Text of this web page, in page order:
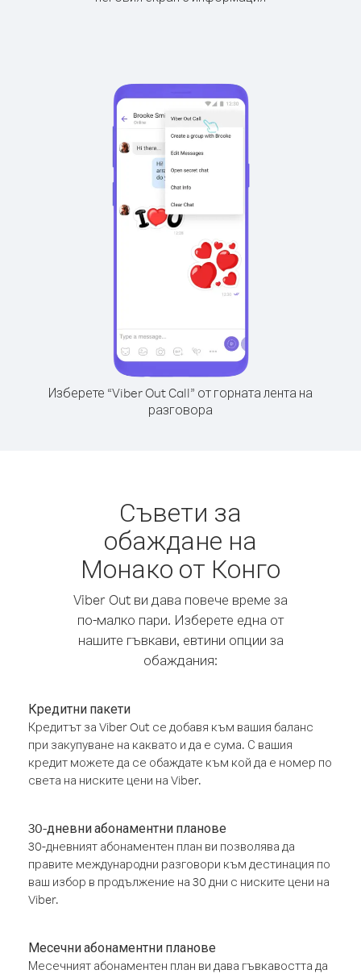
Изберете “Viber Out Call” от горната лента на
разговора
Съвети за
обаждане на
Монако от Конго
Viber Out ви дава повече време за
по-малко пари. Изберете една от
нашите гъвкави, евтини опции за
обаждания:
Кредитни пакети
Кредитът за Viber Out се добавя към вашия баланс
при закупуване на каквато и да е сума. С вашия
кредит можете да се обаждате към кой да е номер по
света на ниските цени на Viber.
30-дневни абонаментни планове
30-дневният абонаментен план ви позволява да
правите международни разговори към дестинация по
ваш избор в продължение на 30 дни с ниските цени на
Viber.
Месечни абонаментни планове
Месечният абонаментен план ви дава гъвкавостта да